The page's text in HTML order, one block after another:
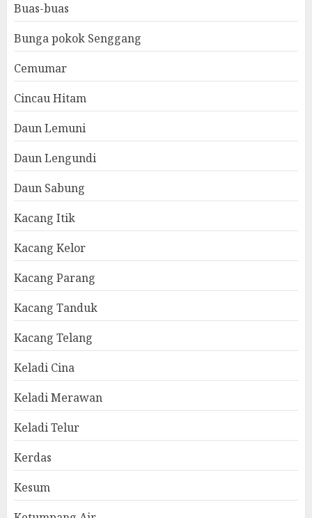
Buas-buas
Bunga pokok Senggang
Cemumar
Cincau Hitam
Daun Lemuni
Daun Lengundi
Daun Sabung
Kacang Itik
Kacang Kelor
Kacang Parang
Kacang Tanduk
Kacang Telang
Keladi Cina
Keladi Merawan
Keladi Telur
Kerdas
Kesum